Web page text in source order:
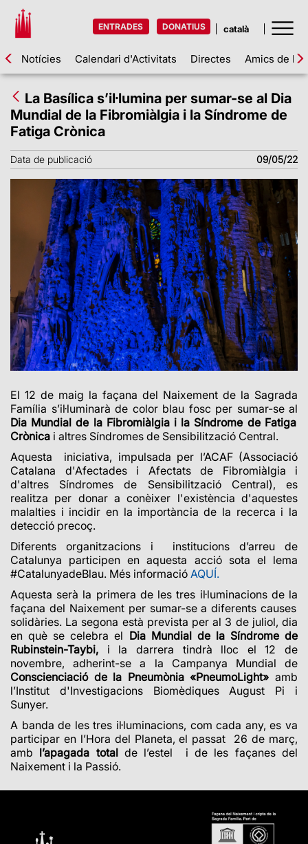
ENTRADES DONATIUS
Notícies Calendari d'Activitats Directes Amics de la
La Basílica s’il·lumina per sumar-se al Dia
Mundial de la Fibromiàlgia i la Síndrome de
Fatiga Crònica
Data de publicació 09/05/22
El 12 de maig la façana del Naixement de la Sagrada
Família s’il·luminarà de color blau fosc per sumar-se al
Dia Mundial de la Fibromiàlgia i la Síndrome de Fatiga
Crònica i altres Síndromes de Sensibilització Central.
Aquesta iniciativa, impulsada per l’ACAF (Associació
Catalana d'Afectades i Afectats de Fibromiàlgia i
d'altres Síndromes de Sensibilització Central),
es
realitza per donar a conèixer l'existència d'aquestes
malalties i incidir en la importància de la recerca i la
detecció precoç.
Diferents organitzacions i institucions d’arreu de
Catalunya participen en aquesta acció sota el lema
#CatalunyadeBlau. Més informació AQUÍ.
Aquesta serà la primera de les tres il·luminacions de la
façana del Naixement per sumar-se a diferents causes
solidàries. La segona està prevista per al 3 de juliol, dia
en què se celebra el Dia Mundial de la Síndrome de
Rubinstein-Taybi, i la darrera tindrà lloc el 12 de
novembre, adherint-se a la Campanya Mundial de
Conscienciació de la Pneumònia «PneumoLight» amb
l’Institut d'Investigacions Biomèdiques August Pi i
Sunyer.
A banda de les tres il·luminacions, com cada any, es va
participar en l’Hora del Planeta, el passat 26 de març,
amb l’apagada total de l’estel i de les façanes del
Naixement i la Passió.